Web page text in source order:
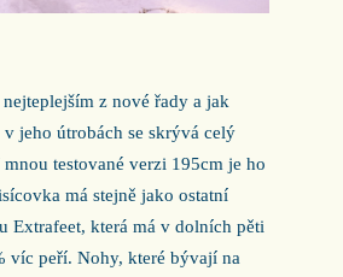
z nové řady a jak
jeho útrobách se skrývá celý
testované verzi 195cm je ho
má stejně jako ostatní
Extrafeet, která má v dolních pěti
víc peří. Nohy, které bývají na